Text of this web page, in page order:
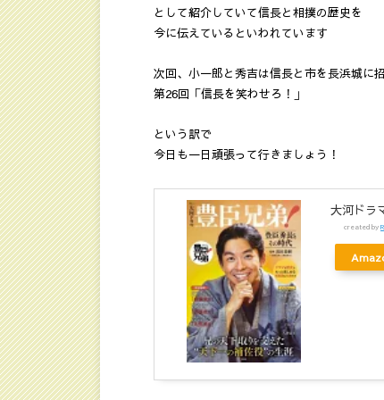
として紹介していて信長と相撲の歴史を
今に伝えているといわれています
次回、小一郎と秀吉は信長と市を長浜城に
第26回「信長を笑わせろ！」
という訳で
今日も一日頑張って行きましょう！
大河ドラ
created by